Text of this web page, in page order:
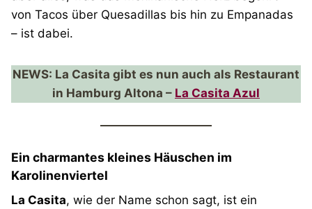
von Tacos über Quesadillas bis hin zu Empanadas
– ist dabei.
NEWS: La Casita gibt es nun auch als Restaurant
in Hamburg Altona – La Casita Azul
Ein charmantes kleines Häuschen im
Karolinenviertel
La Casita, wie der Name schon sagt, ist ein